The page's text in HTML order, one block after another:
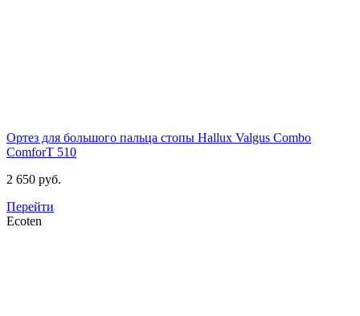
Ортез для большого пальца стопы Hallux Valgus Combo
ComforT 510
2 650 руб.
Перейти
Ecoten